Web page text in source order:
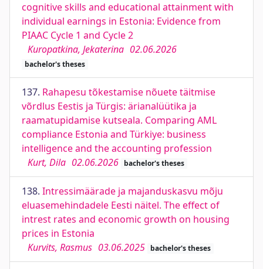
cognitive skills and educational attainment with
individual earnings in Estonia: Evidence from
PIAAC Cycle 1 and Cycle 2
Kuropatkina, Jekaterina 02.06.2026
bachelor's theses
137. Rahapesu tõkestamise nõuete täitmise
võrdlus Eestis ja Türgis: ärianalüütika ja
raamatupidamise kutseala. Comparing AML
compliance Estonia and Türkiye: business
intelligence and the accounting profession
Kurt, Dila 02.06.2026 bachelor's theses
138. Intressimäärade ja majanduskasvu mõju
eluasemehindadele Eesti näitel. The effect of
intrest rates and economic growth on housing
prices in Estonia
Kurvits, Rasmus 03.06.2025 bachelor's theses